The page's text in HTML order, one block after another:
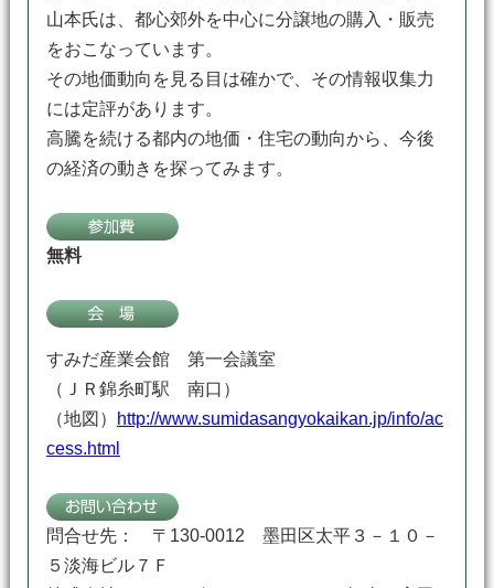
山本氏は、都心郊外を中心に分譲地の購入・販売
をおこなっています。
その地価動向を見る目は確かで、その情報収集力
には定評があります。
高騰を続ける都内の地価・住宅の動向から、今後
の経済の動きを探ってみます。
無料
すみだ産業会館 第一会議室
（ＪＲ錦糸町駅 南口）
（地図）
http://www.sumidasangyokaikan.jp/info/ac
cess.html
問合せ先： 〒130-0012 墨田区太平３－１０－
５淡海ビル７Ｆ